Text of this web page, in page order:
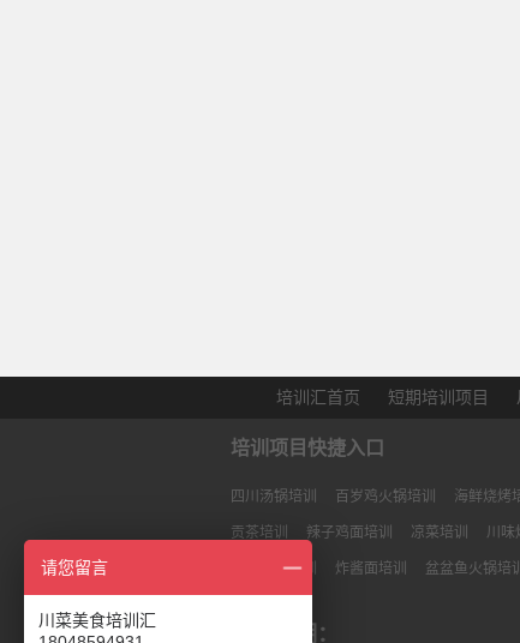
培训汇首页 短期培训项目
培训项目快捷入口
四川汤锅培训 百岁鸡火锅培训 海鲜烧烤
贡茶培训 辣子鸡面培训 凉菜培训 川味
火锅炒料培训 炸酱面培训 盆盆鱼火锅培训
网站说明：
请您留言
川菜美食培训汇